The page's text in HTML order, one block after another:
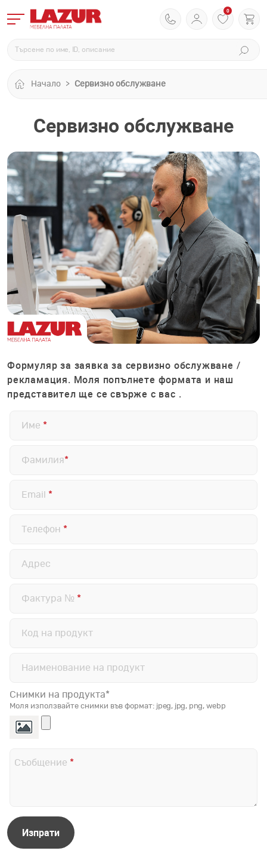
0
Начало Сервизно обслужване
Сервизно обслужване
Формуляр за заявка за сервизно обслужване /
рекламация. Моля попълнете формата и наш
представител ще се свърже с вас .
Име *
Фамилия*
Email *
Телефон *
Адрес
Фактура № *
Код на продукт
Наименование на продукт
Снимки на продукта*
Моля използвайте снимки във формат: jpeg, jpg, png, webp
Съобщение *
Изпрати